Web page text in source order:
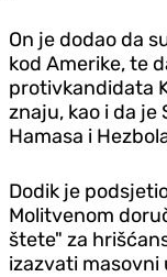
On je dodao da
kod Amerike, te
protivkandidata
znaju, kao i da
Hamasa i
Dodik je
Molitvenom
štete" za
izazvati masovni